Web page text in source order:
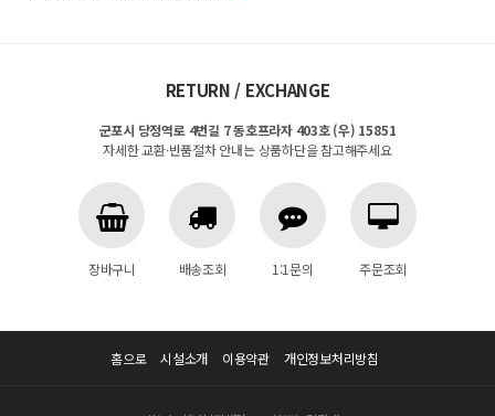
RETURN / EXCHANGE
군포시 당정역로 4번길 7 동호프라자 403호 (우) 15851
자세한 교환·반품절차 안내는 상품하단을 참고해주세요
장바구니 배송조회 1:1문의 주문조회
홈으로 시설소개 이용약관 개인정보처리방침